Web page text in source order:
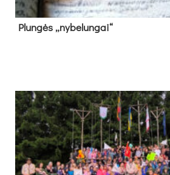
Plun­gės „ny­be­lun­gai“